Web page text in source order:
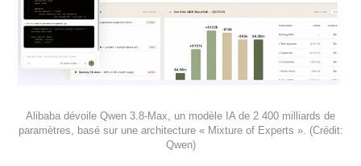
Alibaba dévoile Qwen 3.8-Max, un modèle IA de 2 400 milliards de
paramètres, basé sur une architecture « Mixture of Experts ». (Crédit:
Qwen)